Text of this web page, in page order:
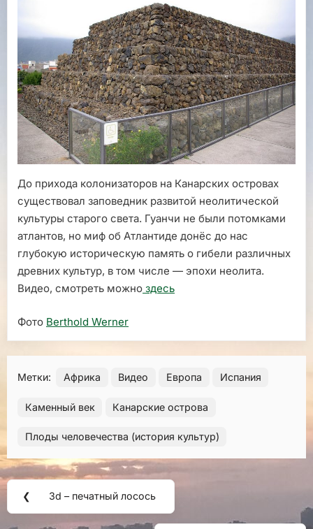
До прихода колонизаторов на Канарских островах
существовал заповедник развитой неолитической
культуры старого света. Гуанчи не были потомками
атлантов, но миф об Атлантиде донёс до нас
глубокую историческую память о гибели различных
древних культур, в том числе — эпохи неолита.
Видео, смотреть можно здесь
Фото Berthold Werner
Метки: Африка Видео Европа Испания
Каменный век Канарские острова
Плоды человечества (история культур)
Навигация
по
❮
Предыдущая
3d – печатный лосось